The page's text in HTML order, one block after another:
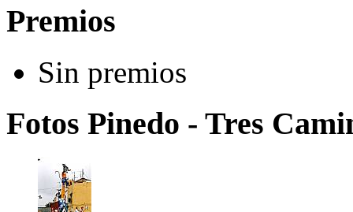
Premios
Sin premios
Fotos Pinedo - Tres